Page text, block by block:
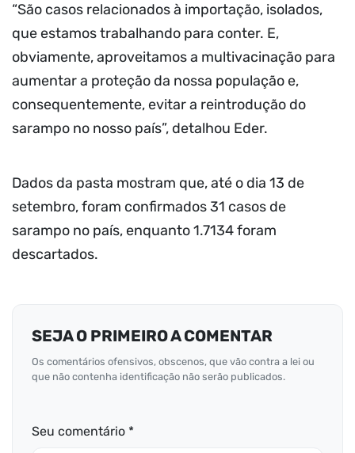
“São casos relacionados à importação, isolados,
que estamos trabalhando para conter. E,
obviamente, aproveitamos a multivacinação para
aumentar a proteção da nossa população e,
consequentemente, evitar a reintrodução do
sarampo no nosso país”, detalhou Eder.
Dados da pasta mostram que, até o dia 13 de
setembro, foram confirmados 31 casos de
sarampo no país, enquanto 1.7134 foram
descartados.
SEJA O PRIMEIRO A COMENTAR
Os comentários ofensivos, obscenos, que vão contra a lei ou
que não contenha identificação não serão publicados.
Seu comentário *